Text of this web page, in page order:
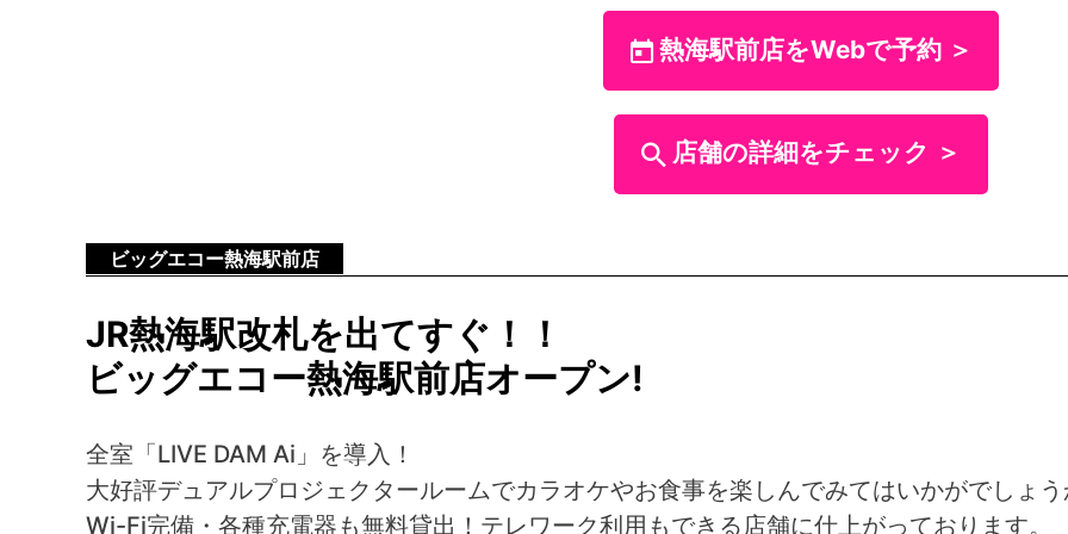
熱海駅前店をWebで予約 ＞
店舗の詳細をチェック ＞
ビッグエコー熱海駅前店
JR熱海駅改札を出てすぐ！！
ビッグエコー熱海駅前店オープン!
全室「LIVE DAM Ai」を導入！
大好評デュアルプロジェクタールームでカラオケやお食事を楽しんでみてはいかがでしょ
Wi-Fi完備・各種充電器も無料貸出！テレワーク利用もできる店舗に仕上がっております。